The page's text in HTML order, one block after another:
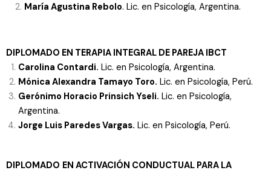
María Agustina Rebolo. Lic. en Psicología, Argentina.
DIPLOMADO EN TERAPIA INTEGRAL DE PAREJA IBCT
Carolina Contardi. Lic. en Psicología, Argentina.
Mónica Alexandra Tamayo Toro. Lic. en Psicología, Perú.
Gerónimo Horacio Prinsich Yseli. Lic. en Psicología,
Argentina.
Jorge Luis Paredes Vargas. Lic. en Psicología, Perú.
DIPLOMADO EN ACTIVACIÓN CONDUCTUAL PARA LA